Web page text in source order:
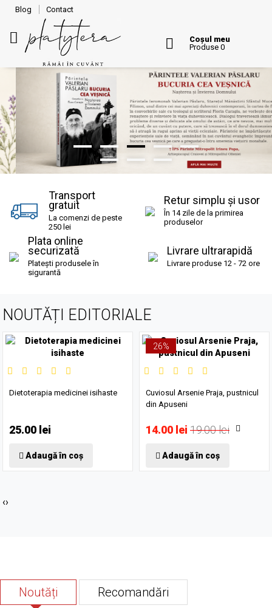
Blog Contact
Coșul meu
Produse 0
Transport
gratuit
La comenzi de peste
250 lei
Retur simplu și usor
În 14 zile de la primirea
produselor
Plata online
securizată
Platești produsele în
sigurantă
Livrare ultrarapidă
Livrare produse 12 - 72 ore
NOUTĂȚI EDITORIALE
Dietoterapia medicinei isihaste
25.00 lei
Adaugă în coș
26%
Cuviosul Arsenie Praja, pustnicul
din Apuseni
14.00 lei 19.00 lei
Adaugă în coș
‹›
Noutăți Recomandări